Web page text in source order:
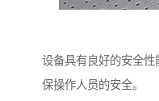
设备具有良好的安全
保操作人员的安全。